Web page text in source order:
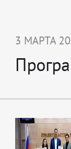
3 МАРТА